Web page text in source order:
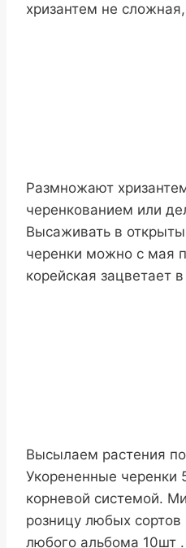
хризантем не
Размножают
черенкованием или
Высаживать в
черенки можно с мая
корейская зацветает
Высылаем растения
Укорененные черенки
корневой системой.
розницу любых
любого альбома 10шт .